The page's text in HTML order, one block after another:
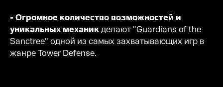
- Огромное количество возможностей и
уникальных механикделают "Guardians of the
Sanctree" одной из самых захватывающих игр в
жанре Tower Defense.